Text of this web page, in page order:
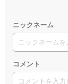
ニックネーム
コメント